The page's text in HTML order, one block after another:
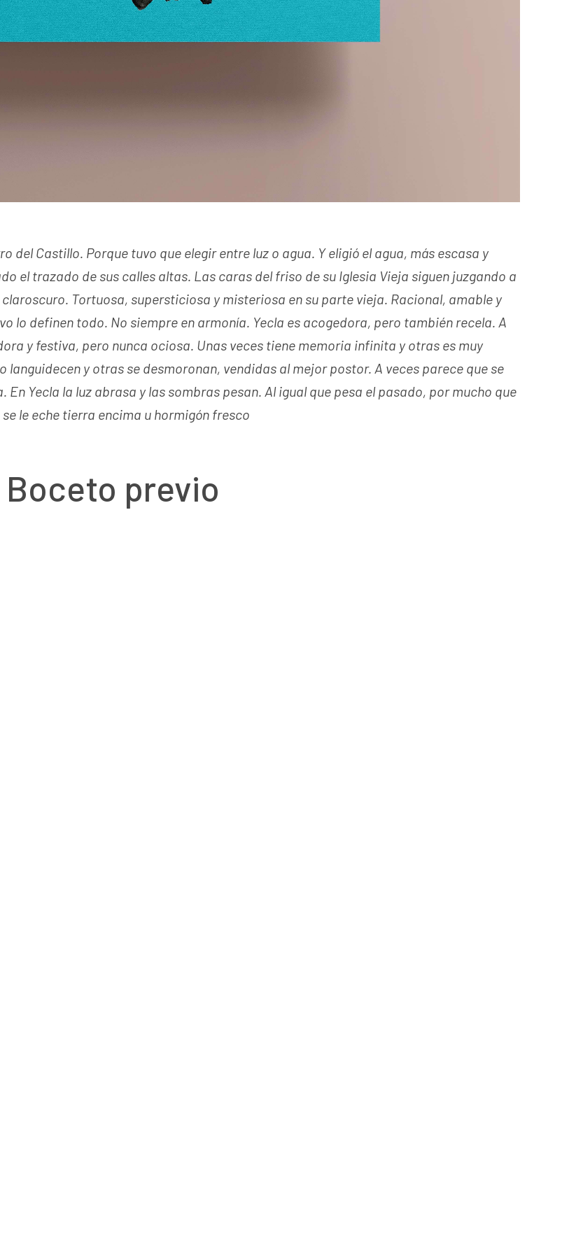
del Castillo. Porque tuvo que elegir entre luz o agua. Y eligió el agua, más escasa y
el trazado de sus calles altas. Las caras del friso de su Iglesia Vieja siguen juzgando a
Tortuosa, supersticiosa y misteriosa en su parte vieja. Racional, amable y
lo definen todo. No siempre en armonía. Yecla es acogedora, pero también recela. A
y festiva, pero nunca ociosa. Unas veces tiene memoria infinita y otras es muy
languidecen y otras se desmoronan, vendidas al mejor postor. A veces parece que se
Yecla la luz abrasa y las sombras pesan. Al igual que pesa el pasado, por mucho que
se le eche tierra encima u hormigón fresco
Boceto previo